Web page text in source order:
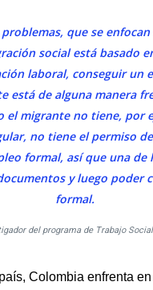
que se
social está basado
laboral, conseguir un
está de alguna manera
el migrante no tiene, por
no tiene el permiso
formal, así que una de
y luego poder
formal.
del programa de Trabajo
Colombia enfrenta